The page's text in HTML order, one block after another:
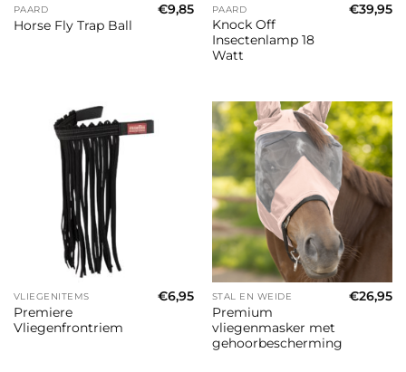
PAARD
Horse Fly Trap Ball
€9,85 PAARD
Knock Off
Insectenlamp 18
Watt
€39,95
VLIEGENITEMS
Premiere
Vliegenfrontriem
€6,95 STAL EN WEIDE
Premium
vliegenmasker met
gehoorbescherming
€26,95